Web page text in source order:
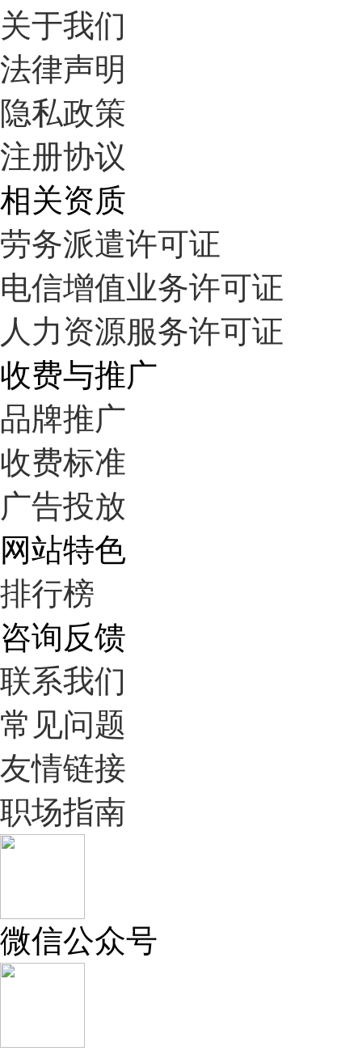
关于我们
法律声明
隐私政策
注册协议
相关资质
劳务派遣许可证
电信增值业务许可证
人力资源服务许可证
收费与推广
品牌推广
收费标准
广告投放
网站特色
排行榜
咨询反馈
联系我们
常见问题
友情链接
职场指南
微信公众号